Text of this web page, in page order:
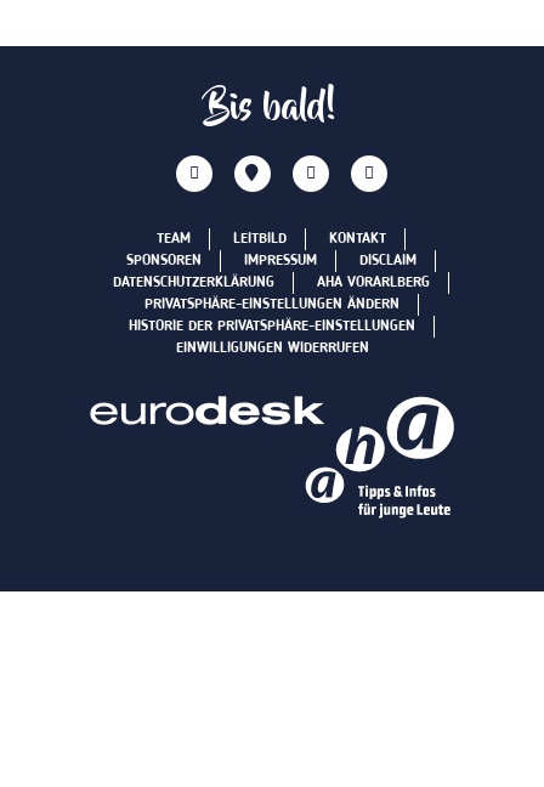
Bis bald!
TEAM LEITBILD
KONTAKT
SPONSOREN
IMPRESSUM
DISCLAIM
DATENSCHUTZERKLÄRUNG
AHA VORARLBERG
PRIVATSPHÄRE-EINSTELLUNGEN ÄNDERN
HISTORIE DER PRIVATSPHÄRE-EINSTELLUNGEN
EINWILLIGUNGEN WIDERRUFEN